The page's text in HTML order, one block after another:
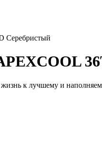
Серебристый
к лучшему и наполняем